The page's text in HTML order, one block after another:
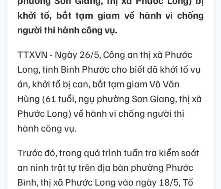
khởi tố, bắt tạm giam về hành vi chống
người thi hành công vụ.
TTXVN - Ngày 26/5, Công an thị xã Phước
Long, tỉnh Bình Phước cho biết đã khởi tố vụ
án, khởi tố bị can, bắt tạm giam Võ Văn
Hùng (61 tuổi, ngụ phường Sơn Giang, thị xã
Phước Long) về hành vi chống người thi
hành công vụ.
Trước đó, trong quá trình tuần tra kiểm soát
an ninh trật tự trên địa bàn phường Phước
Bình, thị xã Phước Long vào ngày 18/5, Tổ